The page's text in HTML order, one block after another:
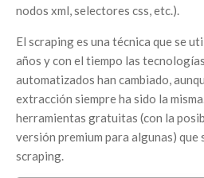
nodos xml, selectores css, etc.).
El scraping es una técnica que se
años y con el tiempo las
automatizados han cambiado,
extracción siempre ha sido la
herramientas gratuitas (con la
versión premium para algunas) que
scraping.